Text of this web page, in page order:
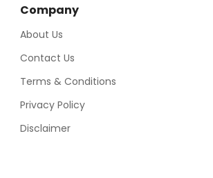
Company
About Us
Contact Us
Terms & Conditions
Privacy Policy
Disclaimer